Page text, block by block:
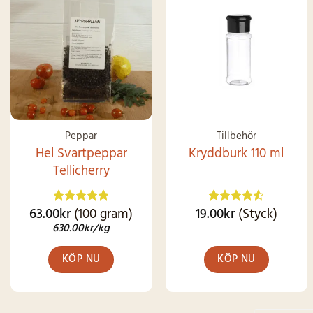
LAGER IGEN
Peppar
Hel Svartpeppar
Tellicherry
Betygsatt
4.86 av 5
63.00kr(100 gram)
630.00kr/kg
KÖP NU
Tillbehör
Kryddburk 110 ml
Betygsatt
av 5
19.00kr(Styck)
KÖP NU